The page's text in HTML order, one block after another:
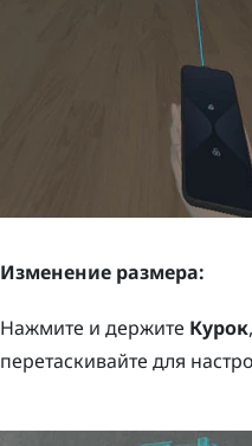
Изменение размера:
Нажмите и держите Курок
перетаскивайте для